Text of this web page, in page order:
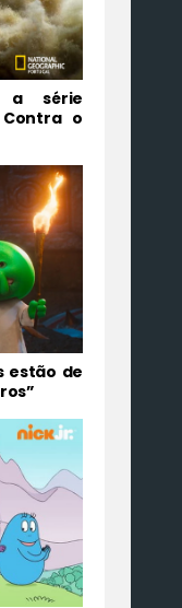
a série
o
estão de